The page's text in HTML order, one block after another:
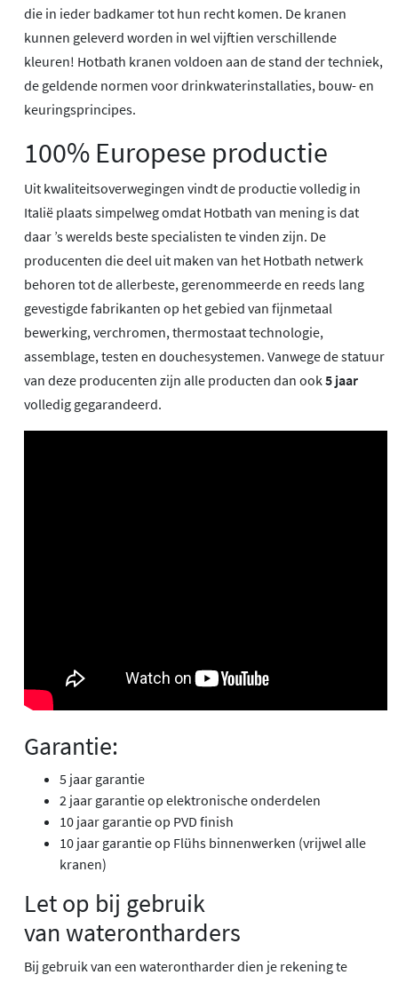
die in ieder badkamer tot hun recht komen. De kranen
kunnen geleverd worden in wel vijftien verschillende
kleuren! Hotbath kranen voldoen aan de stand der techniek,
de geldende normen voor drinkwaterinstallaties, bouw- en
keuringsprincipes.
100% Europese productie
Uit kwaliteitsoverwegingen vindt de productie volledig in
Italië plaats simpelweg omdat Hotbath van mening is dat
daar ’s werelds beste specialisten te vinden zijn. De
producenten die deel uit maken van het Hotbath netwerk
behoren tot de allerbeste, gerenommeerde en reeds lang
gevestigde fabrikanten op het gebied van fijnmetaal
bewerking, verchromen, thermostaat technologie,
assemblage, testen en douchesystemen. Vanwege de statuur
van deze producenten zijn alle producten dan ook5 jaar
volledig gegarandeerd.
Garantie:
5 jaar garantie
2 jaar garantie op elektronische onderdelen
10 jaar garantie op PVD finish
10 jaar garantie op Flühs binnenwerken (vrijwel alle
kranen)
Let op bij gebruik
van waterontharders
Bij gebruik van een waterontharder dien je rekening te